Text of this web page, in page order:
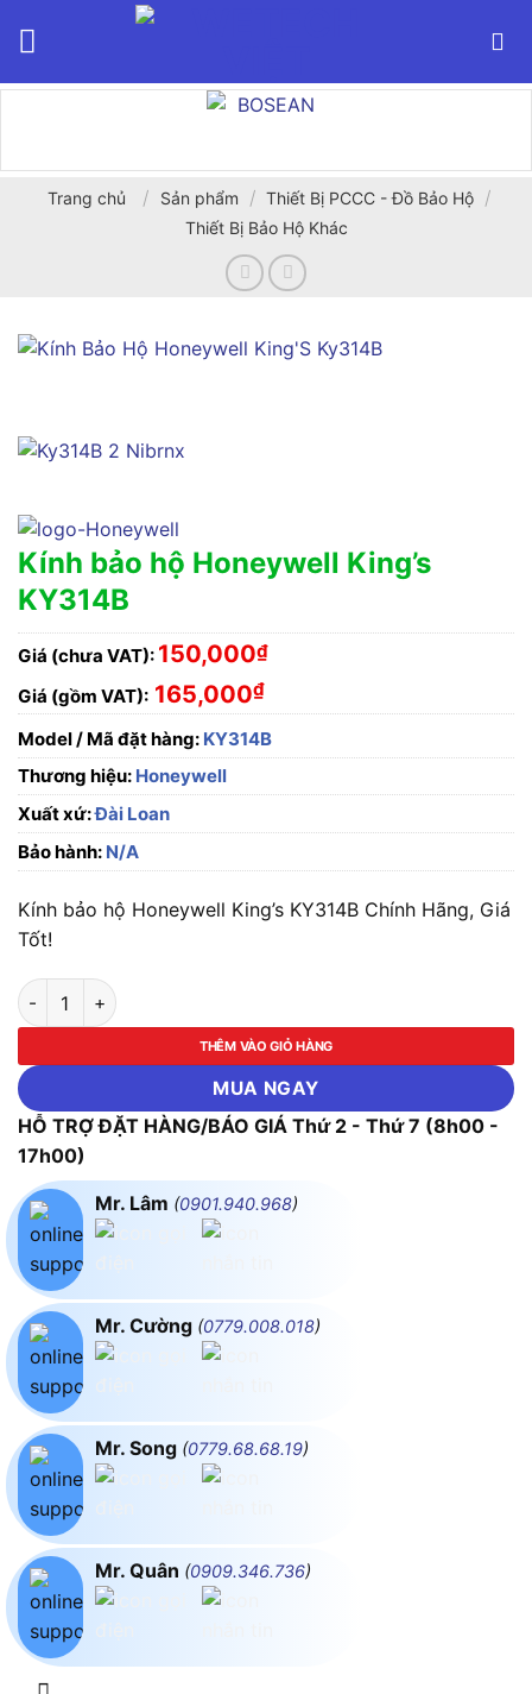
Trang chủ / Sản phẩm / Thiết Bị PCCC - Đồ Bảo Hộ /
Thiết Bị Bảo Hộ Khác
Kính bảo hộ Honeywell King’s
KY314B
Giá (chưa VAT): 150,000₫
Giá (gồm VAT): 165,000₫
Model / Mã đặt hàng: KY314B
Thương hiệu: Honeywell
Xuất xứ:Đài Loan
Bảo hành: N/A
Kính bảo hộ Honeywell King’s KY314B Chính Hãng, Giá
Tốt!
Kính bảo hộ Honeywell King's KY314B số lượng
THÊM VÀO GIỎ HÀNG
MUA NGAY
HỖ TRỢ ĐẶT HÀNG/BÁO GIÁ Thứ 2 - Thứ 7 (8h00 -
17h00)
Mr. Lâm (0901.940.968)
Mr. Cường (0779.008.018)
Mr. Song (0779.68.68.19)
Mr. Quân (0909.346.736)